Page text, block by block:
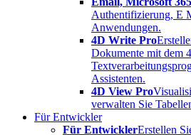
Authentifizierung, E
Anwendungen.
4D Write Pro
Dokumente mit dem
Assistenten.
4D View Pro
verwalten Sie
Für Entwickler
Für EntwicklerErstellen